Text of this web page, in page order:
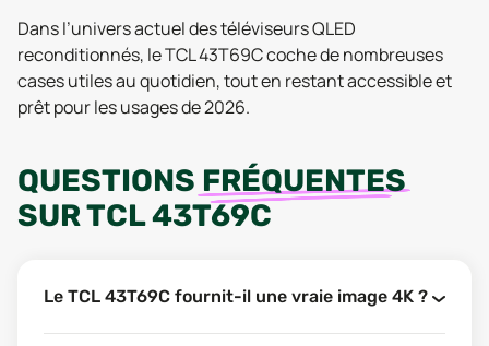
Dans l’univers actuel des téléviseurs QLED
reconditionnés, le TCL 43T69C coche de nombreuses
cases utiles au quotidien, tout en restant accessible et
prêt pour les usages de 2026.
QUESTIONS FRÉQUENTES
SURTCL 43T69C
Le TCL 43T69C fournit-il une vraie image 4K ?